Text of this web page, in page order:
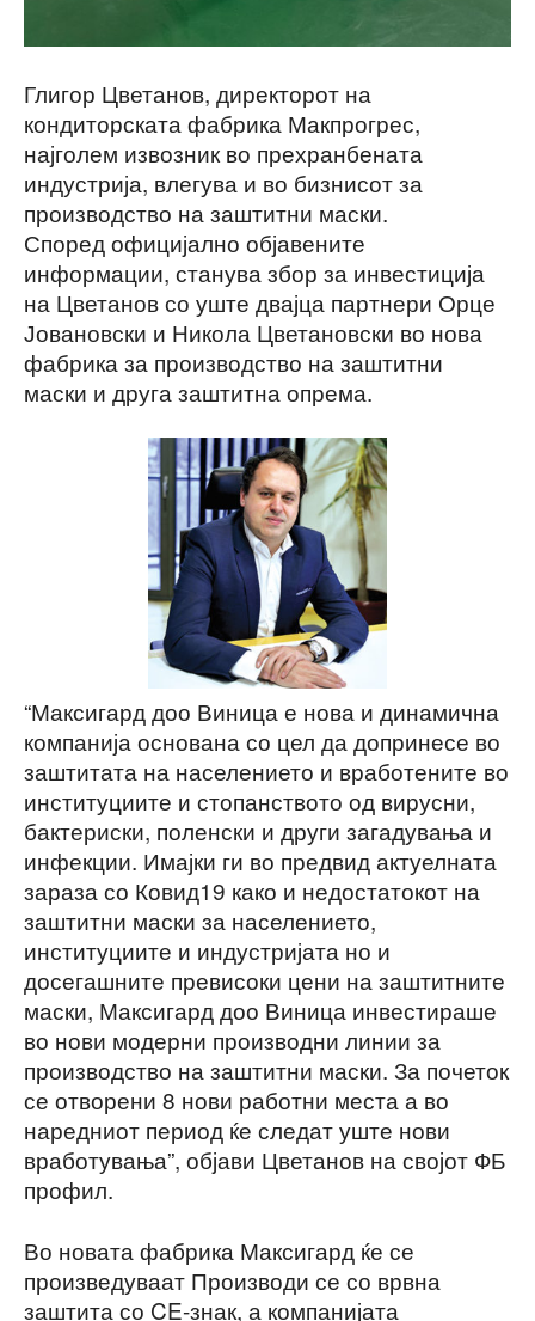
Глигор Цветанов, директорот на
кондиторската фабрика Макпрогрес,
најголем извозник во прехранбената
индустрија, влегува и во бизнисот за
производство на заштитни маски.
Според официјално објавените
информации, станува збор за инвестиција
на Цветанов со уште двајца партнери Орце
Јовановски и Никола Цветановски во нова
фабрика за производство на заштитни
маски и друга заштитна опрема.
“Максигард доо Виница е нова и динамична
компанија основана со цел да допринесе во
заштитата на населението и вработените во
институциите и стопанството од вирусни,
бактериски, поленски и други загадувања и
инфекции. Имајки ги во предвид актуелната
зараза со Ковид19 како и недостатокот на
заштитни маски за населението,
институциите и индустријата но и
досегашните превисоки цени на заштитните
маски, Максигард доо Виница инвестираше
во нови модерни производни линии за
производство на заштитни маски. За почеток
се отворени 8 нови работни места а во
наредниот период ќе следат уште нови
вработувања”, објави Цветанов на својот ФБ
профил.
Во новата фабрика Максигард ќе се
произведуваат Производи се со врвна
заштита со CE-знак, а компанијата